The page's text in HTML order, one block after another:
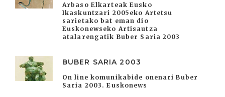
Arbaso Elkarteak Eusko
Ikaskuntzari 2005eko Artetsu
sarietako bat eman dio
Euskonewseko Artisautza
atalarengatik Buber Saria 2003
BUBER SARIA 2003
On line komunikabide onenari Buber
Saria 2003. Euskonews